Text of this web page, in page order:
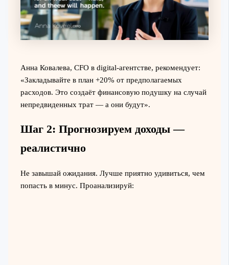
Анна Ковалева, CFO в digital-агентстве, рекомендует:
«Закладывайте в план +20% от предполагаемых
расходов. Это создаёт финансовую подушку на случай
непредвиденных трат — а они будут».
Шаг 2: Прогнозируем доходы —
реалистично
Не завышай ожидания. Лучше приятно удивиться, чем
попасть в минус. Проанализируй: